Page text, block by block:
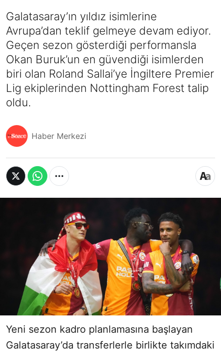
Galatasaray’ın yıldız isimlerine
Avrupa’dan teklif gelmeye devam ediyor.
Geçen sezon gösterdiği performansla
Okan Buruk’un en güvendiği isimlerden
biri olan Roland Sallai’ye İngiltere Premier
Lig ekiplerinden Nottingham Forest talip
oldu.
Haber Merkezi
Yeni sezon kadro planlamasına başlayan
Galatasaray’da transferlerle birlikte takımdaki